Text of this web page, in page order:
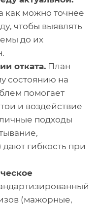
как можно точнее
чтобы выявлять
до их
отката. План
состоянию на
помогает
и воздействие
подходы
гибкость при
(мажорные,